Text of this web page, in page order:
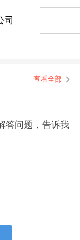
司
查看全部
答问题，告诉我